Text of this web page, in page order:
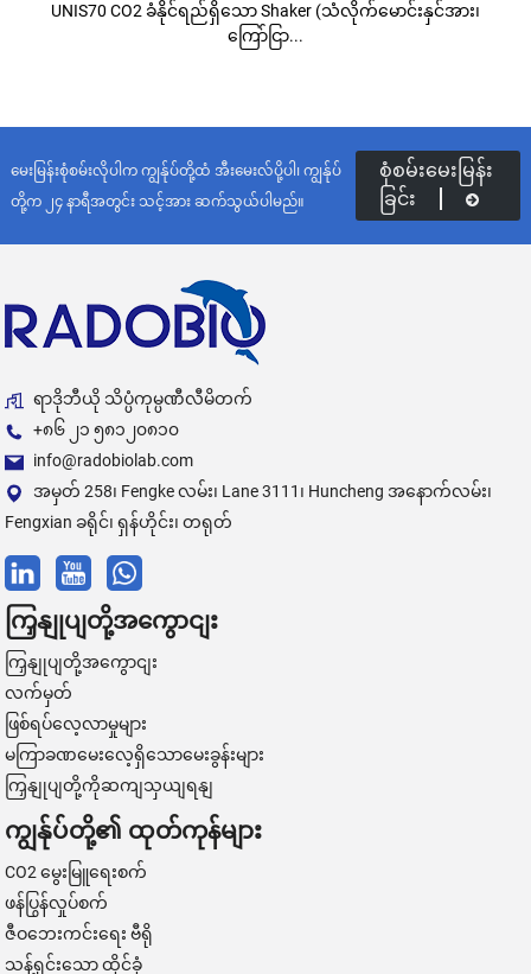
UNIS70 CO2 ခံနိုင်ရည်ရှိသော Shaker (သံလိုက်မောင်းနှင်အား၊
ကြော်ငြာ...
မေးမြန်းစုံစမ်းလိုပါက ကျွန်ုပ်တို့ထံ အီးမေးလ်ပို့ပါ၊ ကျွန်ုပ်
တို့က ၂၄ နာရီအတွင်း သင့်အား ဆက်သွယ်ပါမည်။
စုံစမ်းမေးမြန်း
ခြင်း
ရာဒိုဘီယို သိပ္ပံကုမ္ပဏီလီမိတက်
+၈၆ ၂၁ ၅၈၁၂၀၈၁၀
info@radobiolab.com
အမှတ် 258၊ Fengke လမ်း၊ Lane 3111၊ Huncheng အနောက်လမ်း၊
Fengxian ခရိုင်၊ ရှန်ဟိုင်း၊ တရုတ်
ကြှနျုပျတို့အကွောငျး
ကြှနျုပျတို့အကွောငျး
လက်မှတ်
ဖြစ်ရပ်လေ့လာမှုများ
မကြာခဏမေးလေ့ရှိသောမေးခွန်းများ
ကြှနျုပျတို့ကိုဆကျသှယျရနျ
ကျွန်ုပ်တို့၏ ထုတ်ကုန်များ
CO2 မွေးမြူရေးစက်
ဖန်ပြွန်လှုပ်စက်
ဇီဝဘေးကင်းရေး ဗီရို
သန့်ရှင်းသော ထိုင်ခုံ